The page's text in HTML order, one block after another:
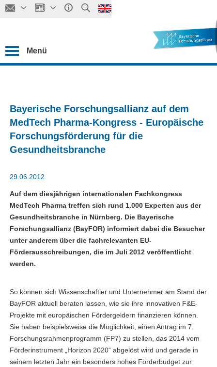
Menü
Bayerische Forschungsallianz auf dem
MedTech Pharma-Kongress - Europäische
Forschungsförderung für die
Gesundheitsbranche
29.06.2012
Auf dem diesjährigen internationalen Fachkongress
MedTech Pharma treffen sich rund 1.000 Experten aus der
Gesundheitsbranche in Nürnberg. Die Bayerische
Forschungsallianz (BayFOR) informiert dabei die Besucher
unter anderem über die fachrelevanten EU-
Förderausschreibungen, die im Juli 2012 veröffentlicht
werden.
So können sich Wissenschaftler und Unternehmer am Stand der
BayFOR aktuell beraten lassen, wie sie ihre innovativen F&E-
Projekte mit europäischen Fördergeldern finanzieren können.
Sie haben beispielsweise die Möglichkeit, einen Antrag im 7.
Forschungsrahmenprogramm (FP7) zu stellen, das 2014 vom
Förderinstrument „Horizon 2020“ abgelöst wird und gerade in
seinem letzten Jahr ein besonders hohes Förderbudget zur